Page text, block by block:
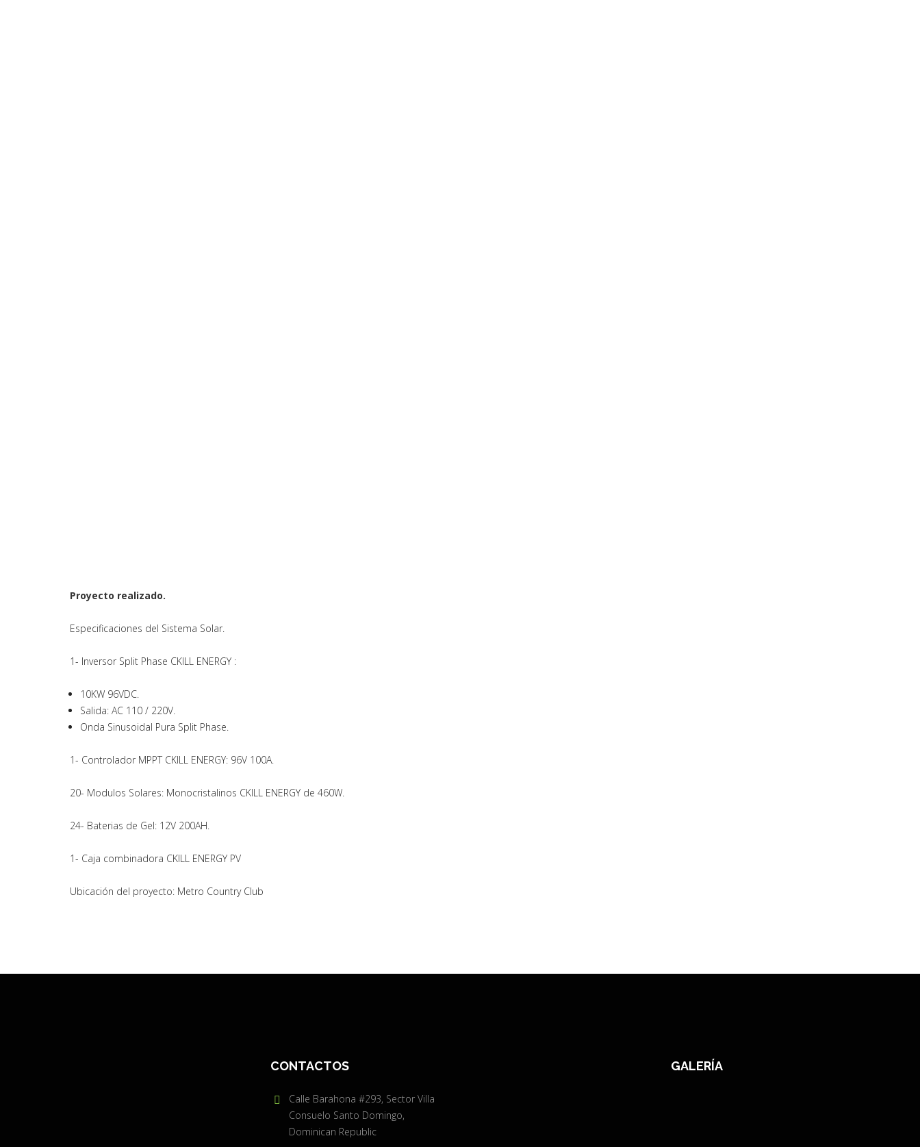
Proyecto realizado.
Especificaciones del Sistema Solar.
1- Inversor Split Phase CKILL ENERGY :
10KW 96VDC.
Salida: AC 110 / 220V.
Onda Sinusoidal Pura Split Phase.
1- Controlador MPPT CKILL ENERGY: 96V 100A.
20- Modulos Solares: Monocristalinos CKILL ENERGY de 460W.
24- Baterias de Gel: 12V 200AH.
1- Caja combinadora CKILL ENERGY PV
Ubicación del proyecto: Metro Country Club
CONTACTOS
Calle Barahona #293, Sector Villa
Consuelo Santo Domingo,
Dominican Republic
GALERÍA